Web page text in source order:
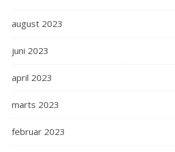
august 2023
juni 2023
april 2023
marts 2023
februar 2023